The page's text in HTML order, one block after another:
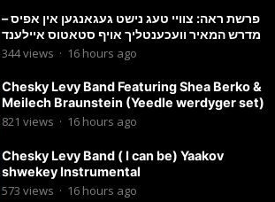
פרשת ראה: צוויי טעג נישט געגאנגען אין אפיס –
מדרש המאיר וועכענטליך אויף סטאטוס איילענד
344views · 16 hours ago
Chesky Levy Band Featuring Shea Berko &
Meilech Braunstein (Yeedle werdyger set)
821 views · 16 hours ago
Chesky Levy Band ( I can be) Yaakov
shwekey Instrumental
573 views · 16 hours ago